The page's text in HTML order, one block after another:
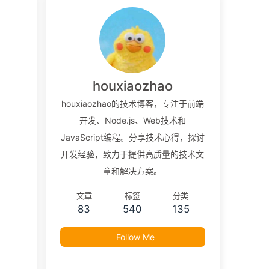
houxiaozhao
houxiaozhao的技术博客，专注于前端
开发、Node.js、Web技术和
JavaScript编程。分享技术心得，探讨
开发经验，致力于提供高质量的技术文
章和解决方案。
文章
83
标签
540
分类
135
Follow Me